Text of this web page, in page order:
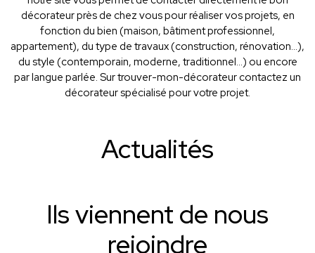
décorateur près de chez vous pour réaliser vos projets, en
fonction du bien (maison, bâtiment professionnel,
appartement), du type de travaux (construction, rénovation...),
du style (contemporain, moderne, traditionnel...) ou encore
par langue parlée. Sur trouver-mon-décorateur contactez un
décorateur spécialisé pour votre projet.
Actualités
Ils viennent de nous
rejoindre